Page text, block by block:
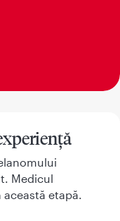
Medicul
etapă.